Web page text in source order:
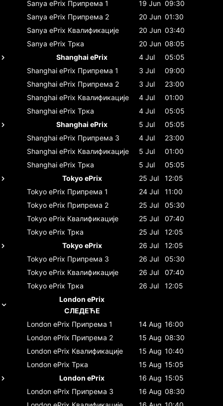
Sanya ePrix Припрема 1 19 Jun 09:30
Sanya ePrix Припрема 2 20 Jun 01:30
Sanya ePrix Квалификације 20 Jun 03:40
Sanya ePrix Трка 20 Jun 08:05
Shanghai ePrix
4 Jul
05:05
Shanghai ePrix Припрема 1 3 Jul
09:00
Shanghai ePrix Припрема 2 3 Jul
23:00
Shanghai ePrix Квалификације 4 Jul
01:00
Shanghai ePrix Трка 4 Jul
05:05
Shanghai ePrix
5 Jul
05:05
Shanghai ePrix Припрема 3 4 Jul
23:00
Shanghai ePrix Квалификације 5 Jul
01:00
Shanghai ePrix Трка 5 Jul
05:05
Tokyo ePrix
25 Jul
12:05
Tokyo ePrix Припрема 1 24 Jul
11:00
Tokyo ePrix Припрема 2 25 Jul
05:30
Tokyo ePrix Квалификације 25 Jul
07:40
Tokyo ePrix Трка 25 Jul
12:05
Tokyo ePrix
26 Jul
12:05
Tokyo ePrix Припрема 3 26 Jul
05:30
Tokyo ePrix Квалификације 26 Jul
07:40
Tokyo ePrix Трка 26 Jul
12:05
London ePrix
СЛЕДЕЋЕ
London ePrix Припрема 1 14 Aug 16:00
London ePrix Припрема 2 15 Aug 08:30
London ePrix Квалификације 15 Aug 10:40
London ePrix Трка 15 Aug 15:05
London ePrix
16 Aug 15:05
London ePrix Припрема 3 16 Aug 08:30